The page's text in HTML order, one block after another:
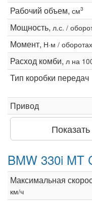
Рабочий объем, см3
Мощность, л.с. /
Момент, Н·м / оборотах
Расход комби, л на
Тип коробки передач
Привод
BMW 330i MT
Максимальная
км/ч